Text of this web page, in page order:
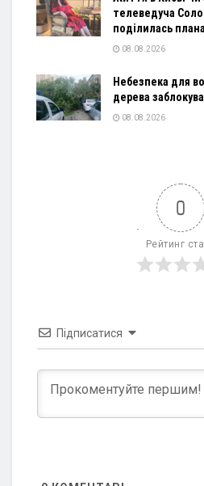
телеведуча
поділилась
08.08.2026
Небезпека для
дерева
08.08.2026
0
Рейтинг
Підписатися